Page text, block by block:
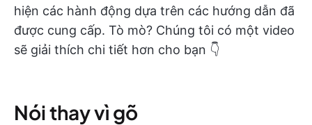
hiện các hành động dựa trên các hướng dẫn đã
được cung cấp. Tò mò? Chúng tôi có một video
sẽ giải thích chi tiết hơn cho bạn 👇
Nói thay vì gõ